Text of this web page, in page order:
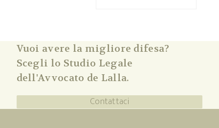
Vuoi avere la migliore difesa?
Scegli lo Studio Legale
dell'Avvocato de Lalla.
Contattaci